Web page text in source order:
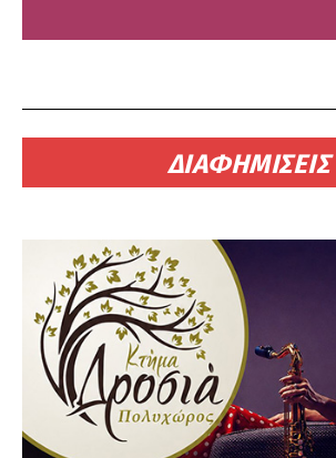
ΔΙΑΦΗΜΙΣΕΙΣ